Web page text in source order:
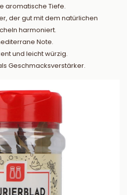
aromatische Tiefe.
der gut mit dem natürlichen
harmoniert.
Note.
und leicht würzig.
Geschmacksverstärker.